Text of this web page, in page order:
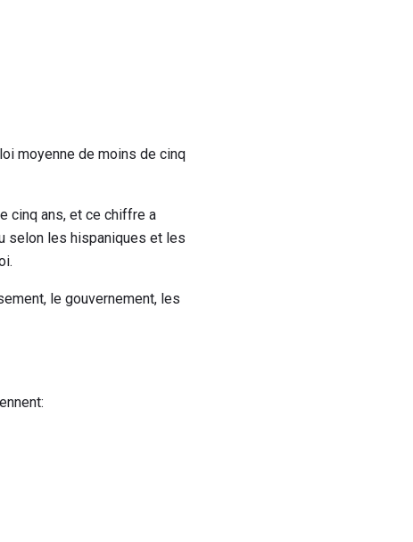
moyenne de moins de cinq
cinq ans, et ce chiffre a
selon les hispaniques et les
le gouvernement, les